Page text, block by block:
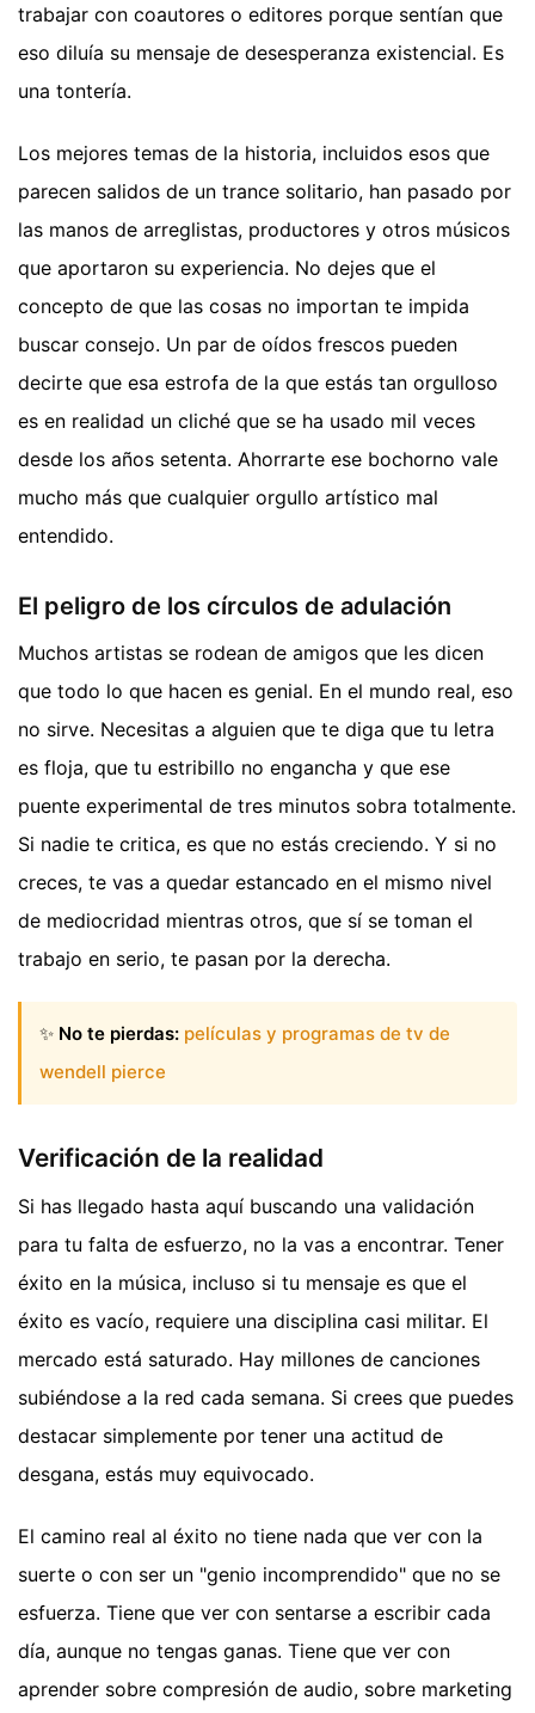
trabajar con coautores o editores porque sentían que
eso diluía su mensaje de desesperanza existencial. Es
una tontería.
Los mejores temas de la historia, incluidos esos que
parecen salidos de un trance solitario, han pasado por
las manos de arreglistas, productores y otros músicos
que aportaron su experiencia. No dejes que el
concepto de que las cosas no importan te impida
buscar consejo. Un par de oídos frescos pueden
decirte que esa estrofa de la que estás tan orgulloso
es en realidad un cliché que se ha usado mil veces
desde los años setenta. Ahorrarte ese bochorno vale
mucho más que cualquier orgullo artístico mal
entendido.
El peligro de los círculos de adulación
Muchos artistas se rodean de amigos que les dicen
que todo lo que hacen es genial. En el mundo real, eso
no sirve. Necesitas a alguien que te diga que tu letra
es floja, que tu estribillo no engancha y que ese
puente experimental de tres minutos sobra totalmente.
Si nadie te critica, es que no estás creciendo. Y si no
creces, te vas a quedar estancado en el mismo nivel
de mediocridad mientras otros, que sí se toman el
trabajo en serio, te pasan por la derecha.
✨ No te pierdas: películas y programas de tv de
wendell pierce
Verificación de la realidad
Si has llegado hasta aquí buscando una validación
para tu falta de esfuerzo, no la vas a encontrar. Tener
éxito en la música, incluso si tu mensaje es que el
éxito es vacío, requiere una disciplina casi militar. El
mercado está saturado. Hay millones de canciones
subiéndose a la red cada semana. Si crees que puedes
destacar simplemente por tener una actitud de
desgana, estás muy equivocado.
El camino real al éxito no tiene nada que ver con la
suerte o con ser un "genio incomprendido" que no se
esfuerza. Tiene que ver con sentarse a escribir cada
día, aunque no tengas ganas. Tiene que ver con
aprender sobre compresión de audio, sobre marketing